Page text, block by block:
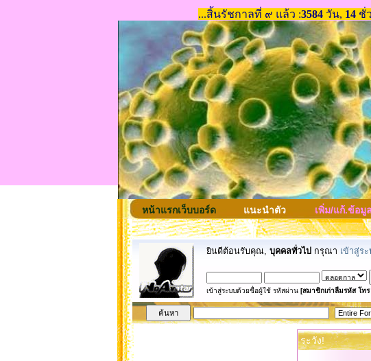
หน้าแรกเว็บบอร์ด แนะนำตัว เพิ่ม/แก้.ข้อมู
ยินดีต้อนรับคุณ, บุคคลทั่วไป กรุณา เข้าสู่ร
เข้าสู่ระบบด้วยชื่อผู้ใช้ รหัสผ่าน [สมาชิกเก่าลืมรหัส โท
ระวัง!